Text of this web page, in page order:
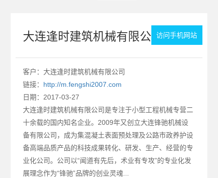
大连逢时建筑机械有限公司访问手机网站
客户：大连逢时建筑机械有限公司
链接： http://m.fengshi2007.com
日期：2017-03-27
大连逢时建筑机械有限公司是专注于小型工程机械专营二
十余载的国内知名企业。2009年又创立大连锋驰机械设
备有限公司，成为集混凝土表面预处理及公路市政养护设
备高端品质产品的科技成果转化、研发、生产、经营的专
业化公司。公司以“闻道有先后，术业有专攻”的专业化发
展理念作为“锋驰”品牌的创业灵魂...